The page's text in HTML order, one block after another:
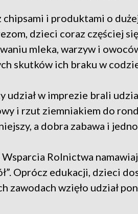
i produktami o
dzieci coraz częściej
mleka, warzyw i
skutków ich braku w
udział w imprezie brali
i rzut ziemniakiem do
a dobra zabawa i
Rolnictwa
Oprócz edukacji, dzieci
zawodach wzięło udział